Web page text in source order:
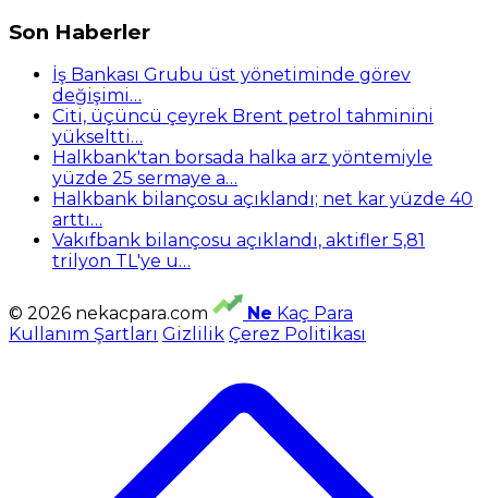
Son Haberler
İş Bankası Grubu üst yönetiminde görev
değişimi…
Citi, üçüncü çeyrek Brent petrol tahminini
yükseltti…
Halkbank'tan borsada halka arz yöntemiyle
yüzde 25 sermaye a…
Halkbank bilançosu açıklandı; net kar yüzde 40
arttı…
Vakıfbank bilançosu açıklandı, aktifler 5,81
trilyon TL'ye u…
© 2026 nekacpara.com Ne Kaç Para
Kullanım Şartları Gizlilik Çerez Politikası